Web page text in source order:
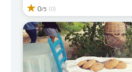
0/5 (0)